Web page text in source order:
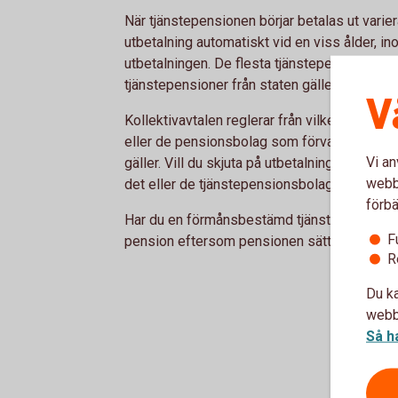
När tjänstepensionen börjar betalas ut
utbetalning automatiskt vid en viss ålder,
utbetalningen. De flesta tjänstepensioner
tjänstepensioner från staten gäller 61 år
Kollektivavtalen reglerar från vilken ålder
eller de pensionsbolag som förvaltar din
gäller. Vill du skjuta på utbetalningen av
det eller de tjänstepensionsbolag du tillhör.
Har du en förmånsbestämd tjänstepension
pension eftersom pensionen sätts i
Vi
Du
Så